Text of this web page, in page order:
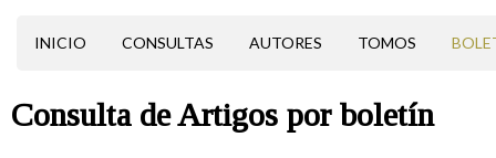
INICIO CONSULTAS AUTORES TOMOS
Consulta deArtigos por boletín